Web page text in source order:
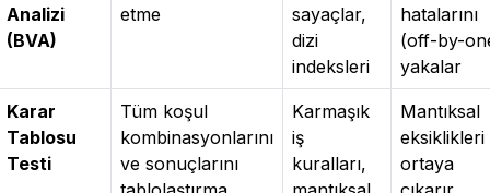
Analizi
(BVA)
etme
sayaçlar,
dizi
indeksleri
hatalarını
(off-by-
yakalar
Karar
Tablosu
Testi
Tüm koşul
kombinasyonlarını
ve sonuçlarını
Karmaşık
iş
kuralları,
Mantıksal
eksiklikleri
ortaya